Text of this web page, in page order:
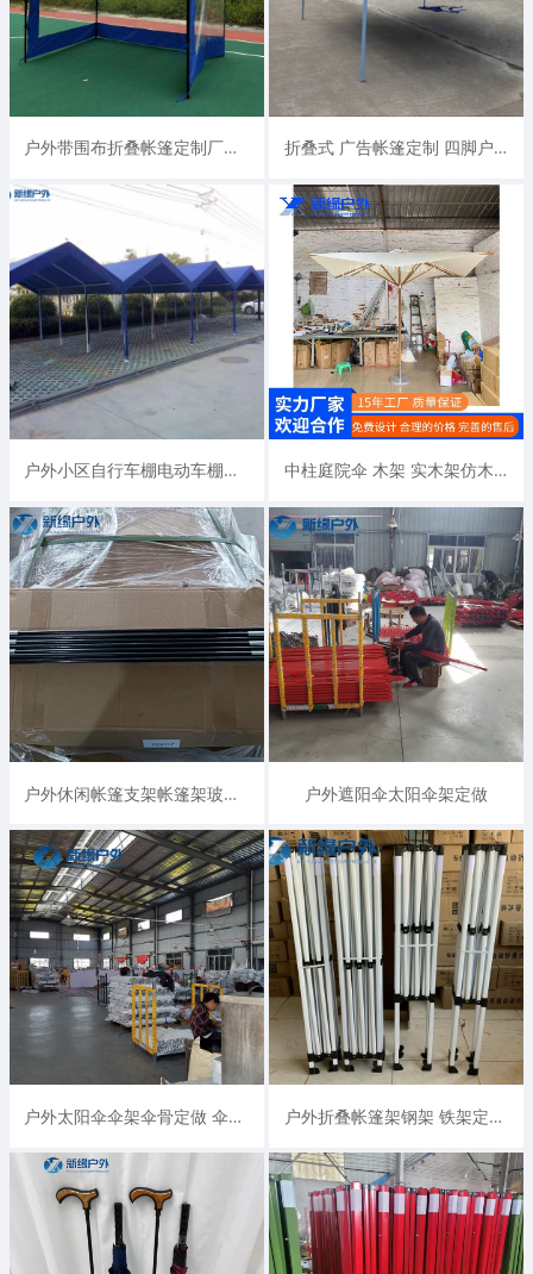
户外带围布折叠帐篷定制厂家 质量好发货快 折叠式 广告帐篷定制 四脚户外遮阳伞篷摆摊帐篷伞
户外小区自行车棚电动车棚电瓶车棚遮阳棚膜结构停车棚遮雨棚厂家 中柱庭院伞 木架 实木架仿木架 进口榉木架 硬木伞架可单独定制
户外休闲帐篷支架帐篷架玻璃纤维杆生产厂家 户外遮阳伞太阳伞架定做
户外太阳伞伞架伞骨定做 伞骨生产厂 户外折叠帐篷架钢架 铁架定做 有现货